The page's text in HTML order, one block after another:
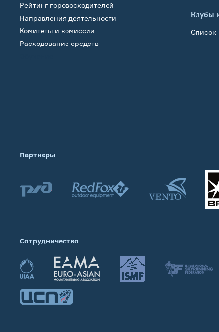
Рейтинг горовосходителей
Направления деятельности
Комитеты и комиссии
Расходование средств
Клубы
Список
Партнеры
Сотрудничество